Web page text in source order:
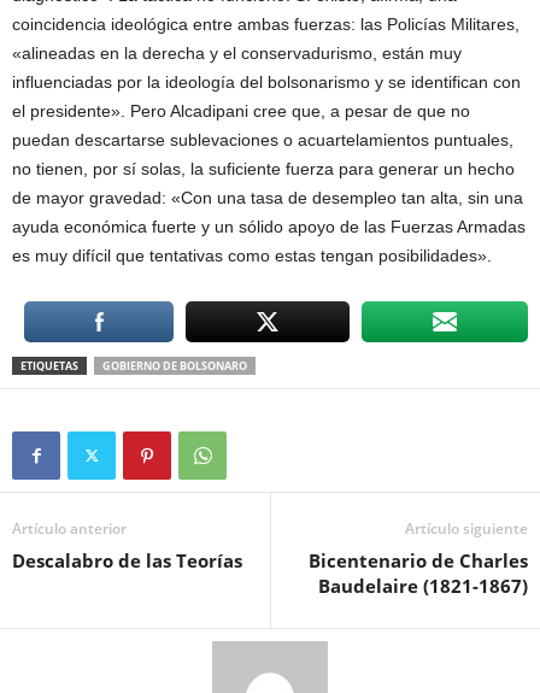
coincidencia ideológica entre ambas fuerzas: las Policías Militares,
«alineadas en la derecha y el conservadurismo, están muy
influenciadas por la ideología del bolsonarismo y se identifican con
el presidente». Pero Alcadipani cree que, a pesar de que no
puedan descartarse sublevaciones o acuartelamientos puntuales,
no tienen, por sí solas, la suficiente fuerza para generar un hecho
de mayor gravedad: «Con una tasa de desempleo tan alta, sin una
ayuda económica fuerte y un sólido apoyo de las Fuerzas Armadas
es muy difícil que tentativas como estas tengan posibilidades».
ETIQUETAS GOBIERNO DE BOLSONARO
Artículo anterior
Descalabro de las Teorías
Artículo siguiente
Bicentenario de Charles
Baudelaire (1821-1867)